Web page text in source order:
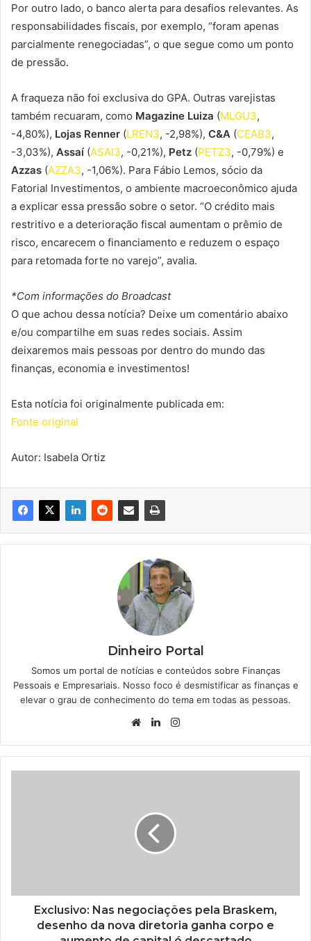
Por outro lado, o banco alerta para desafios relevantes. As
responsabilidades fiscais, por exemplo, “foram apenas
parcialmente renegociadas”, o que segue como um ponto
de pressão.
A fraqueza não foi exclusiva do GPA. Outras varejistas
também recuaram, como Magazine Luiza (MLGU3,
-4,80%), Lojas Renner (LREN3, -2,98%), C&A (CEAB3,
-3,03%), Assaí (ASAI3, -0,21%), Petz (PETZ3, -0,79%) e
Azzas (AZZA3, -1,06%). Para Fábio Lemos, sócio da
Fatorial Investimentos, o ambiente macroeconômico ajuda
a explicar essa pressão sobre o setor. “O crédito mais
restritivo e a deterioração fiscal aumentam o prêmio de
risco, encarecem o financiamento e reduzem o espaço
para retomada forte no varejo”, avalia.
*Com informações do Broadcast
O que achou dessa notícia? Deixe um comentário abaixo
e/ou compartilhe em suas redes sociais. Assim
deixaremos mais pessoas por dentro do mundo das
finanças, economia e investimentos!
Esta notícia foi originalmente publicada em:
Fonte original
Autor: Isabela Ortiz
Dinheiro Portal
Somos um portal de notícias e conteúdos sobre Finanças
Pessoais e Empresariais. Nosso foco é desmistificar as finanças e
elevar o grau de conhecimento do tema em todas as pessoas.
WebsiteLinkedin
Exclusivo: Nas negociações pela Braskem,
desenho da nova diretoria ganha corpo e